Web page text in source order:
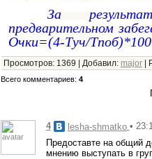
За
предварительном
Очки=(4-Туч/
Просмотров: 1369 Добавил: major
Всего комментариев: 4
4 lesha-shmatko •
Предоставте на общий
мнению выступать в